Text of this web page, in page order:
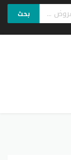
بحث